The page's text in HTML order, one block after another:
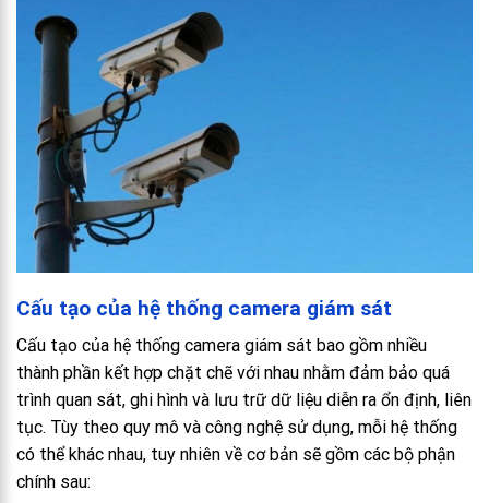
Cấu tạo của hệ thống camera giám sát
Cấu tạo của hệ thống camera giám sát bao gồm nhiều
thành phần kết hợp chặt chẽ với nhau nhằm đảm bảo quá
trình quan sát, ghi hình và lưu trữ dữ liệu diễn ra ổn định, liên
tục. Tùy theo quy mô và công nghệ sử dụng, mỗi hệ thống
có thể khác nhau, tuy nhiên về cơ bản sẽ gồm các bộ phận
chính sau: